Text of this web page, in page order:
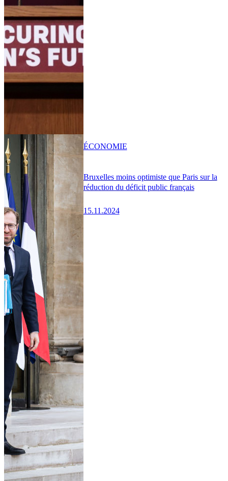
Bruxelles moins optimiste que Paris sur la
réduction du déficit public français
15.11.2024
ÉCONOMIE